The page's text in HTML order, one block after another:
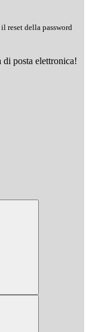
reset della password
posta elettronica!